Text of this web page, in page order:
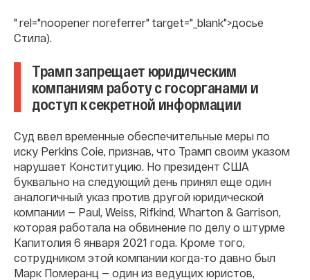
" rel="noopener noreferrer" target="_blank">досье
Стила).
Трамп запрещает юридическим
компаниям работу с госорганами и
доступ к секретной информации
Суд ввел временные обеспечительные меры по
иску Perkins Coie, признав, что Трамп своим указом
нарушает Конституцию. Но президент США
буквально на следующий день принял еще один
аналогичный указ против другой юридической
компании — Paul, Weiss, Rifkind, Wharton & Garrison,
которая работала на обвинение по делу о штурме
Капитолия 6 января 2021 года. Кроме того,
сотрудником этой компании когда-то давно был
Марк Померанц — один из ведущих юристов,